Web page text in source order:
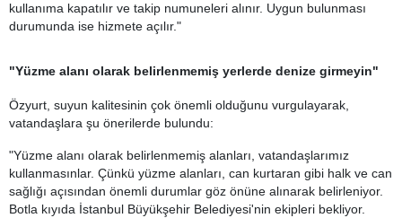
kullanıma kapatılır ve takip numuneleri alınır. Uygun bulunması
durumunda ise hizmete açılır."
"Yüzme alanı olarak belirlenmemiş yerlerde denize girmeyin"
Özyurt, suyun kalitesinin çok önemli olduğunu vurgulayarak,
vatandaşlara şu önerilerde bulundu:
"Yüzme alanı olarak belirlenmemiş alanları, vatandaşlarımız
kullanmasınlar. Çünkü yüzme alanları, can kurtaran gibi halk ve can
sağlığı açısından önemli durumlar göz önüne alınarak belirleniyor.
Botla kıyıda İstanbul Büyükşehir Belediyesi'nin ekipleri bekliyor.